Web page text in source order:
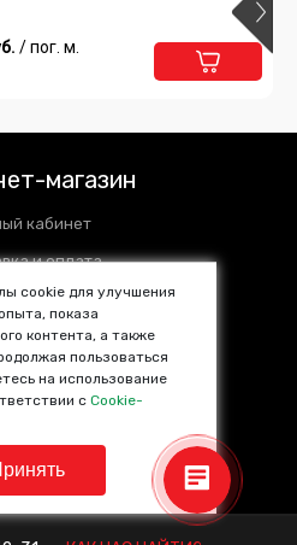
/ пог. м.
магазин
кабинет
и оплата
центры
SALE %
товары
cookie для улучшения
показа
контента, а также
пользоваться
на использование
сCookie-